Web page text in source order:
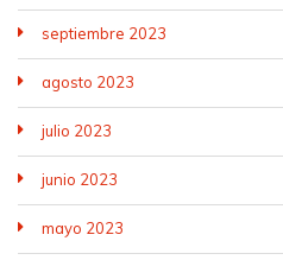
septiembre 2023
agosto 2023
julio 2023
junio 2023
mayo 2023